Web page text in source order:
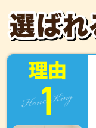
理由
1
Hone King